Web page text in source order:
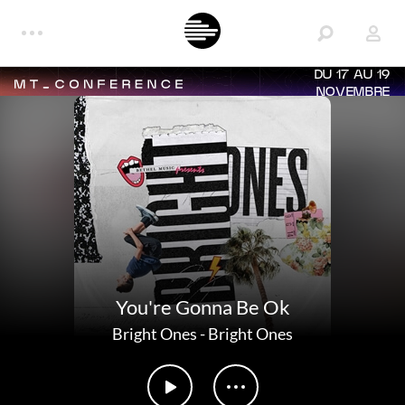
DU 17 AU 19
NOVEMBRE
You're Gonna Be Ok
Bright Ones-Bright Ones